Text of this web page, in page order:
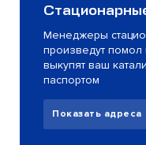
Менеджеры
произведут помол
выкупят ваш
паспортом
Показать адреса